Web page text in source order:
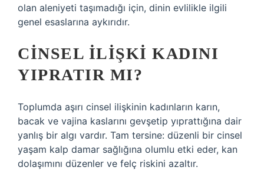
olan aleniyeti taşımadığı için, dinin evlilikle ilgili
genel esaslarına aykırıdır.
CINSEL ILIŞKI KADINI
YIPRATIR MI?
Toplumda aşırı cinsel ilişkinin kadınların karın,
bacak ve vajina kaslarını gevşetip yıprattığına dair
yanlış bir algı vardır. Tam tersine: düzenli bir cinsel
yaşam kalp damar sağlığına olumlu etki eder, kan
dolaşımını düzenler ve felç riskini azaltır.